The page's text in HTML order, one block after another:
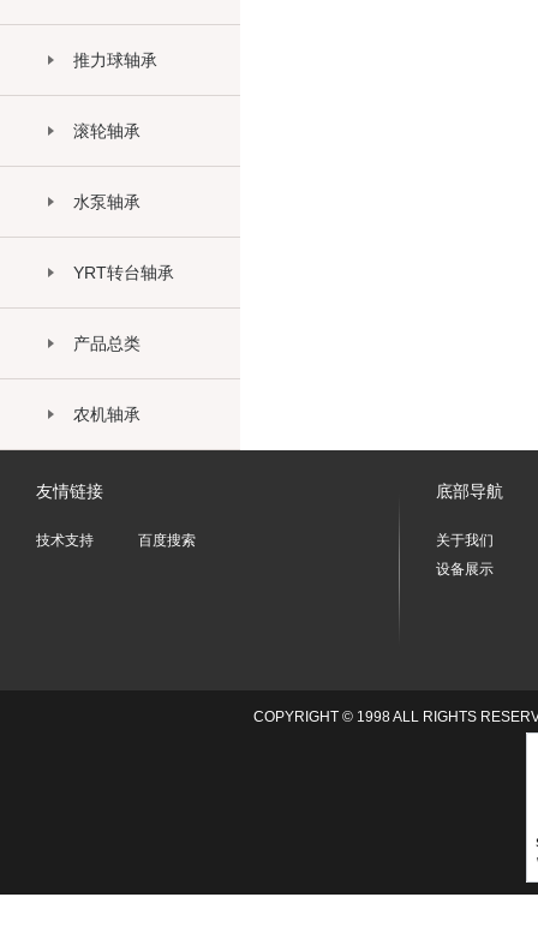
推力球轴承
滚轮轴承
水泵轴承
YRT转台轴承
产品总类
农机轴承
友情链接
技术支持 百度搜索
底部导航
关于我们
设备展示
COPYRIGHT © 1998 ALL RIGHTS